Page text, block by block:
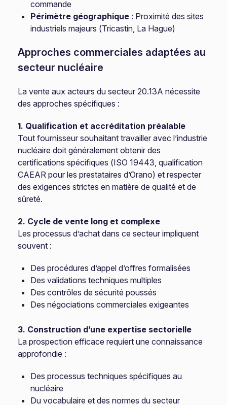
commande
Périmètre géographique : Proximité des sites
industriels majeurs (Tricastin, La Hague)
Approches commerciales adaptées au
secteur nucléaire
La vente aux acteurs du secteur 20.13A nécessite
des approches spécifiques :
1. Qualification et accréditation préalable
Tout fournisseur souhaitant travailler avec l’industrie
nucléaire doit généralement obtenir des
certifications spécifiques (ISO 19443, qualification
CAEAR pour les prestataires d’Orano) et respecter
des exigences strictes en matière de qualité et de
sûreté.
2. Cycle de vente long et complexe
Les processus d’achat dans ce secteur impliquent
souvent :
Des procédures d’appel d’offres formalisées
Des validations techniques multiples
Des contrôles de sécurité poussés
Des négociations commerciales exigeantes
3. Construction d’une expertise sectorielle
La prospection efficace requiert une connaissance
approfondie :
Des processus techniques spécifiques au
nucléaire
Du vocabulaire et des normes du secteur